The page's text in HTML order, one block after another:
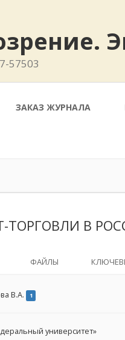
57503
ЗАКАЗ ЖУРНАЛА
ТОРГОВЛИ В
ФАЙЛЫ
В.А. 1
университет»